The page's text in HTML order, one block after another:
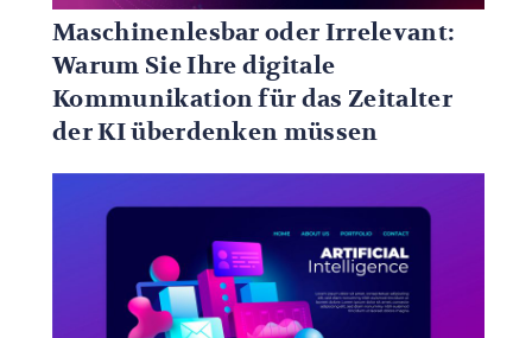
Maschinenlesbar oder Irrelevant:
Warum Sie Ihre digitale
Kommunikation für das Zeitalter
der KI überdenken müssen